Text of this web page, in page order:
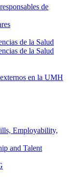
de
de la Salud
de la Salud
en la UMH
Employability,
and Talent